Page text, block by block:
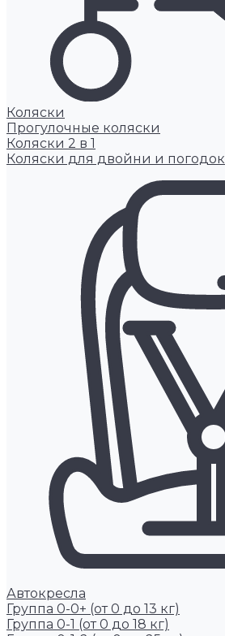
Коляски
Прогулочные коляски
Коляски 2 в 1
Коляски для двойни и погодок
Автокресла
Группа 0-0+ (от 0 до 13 кг)
Группа 0-1 (от 0 до 18 кг)